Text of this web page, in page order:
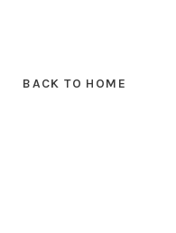
BACK TO HOME